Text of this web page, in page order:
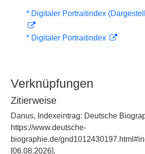
* Digitaler Portraitindex
* Digitaler Portraitindex
Verknüpfungen
Zitierweise
Danus, Indexeintrag: Deutsche
https://www.deutsche-
biographie.de/
[06.08.2026].